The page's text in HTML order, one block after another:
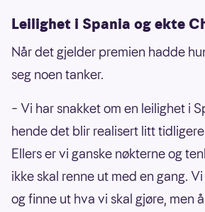
Leilighet i Spania og ekte
Når det gjelder premien hadde
seg noen tanker.
– Vi har snakket om en leilighet i
hende det blir realisert litt
Ellers er vi ganske nøkterne og
ikke skal renne ut med en gang.
og finne ut hva vi skal gjøre, men